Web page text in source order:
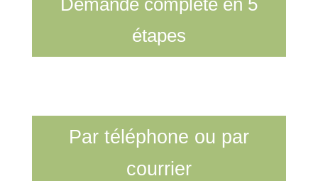
Demande complète en 5
étapes
Par téléphone ou par
courrier